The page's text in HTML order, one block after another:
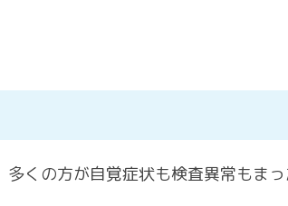
くの方が自覚症状も検査異常もま